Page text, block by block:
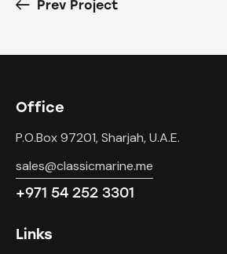
Prev Project
Office
P.O.Box 97201, Sharjah, U.A.E.
sales@classicmarine.me
+971 54 252 3301
Links